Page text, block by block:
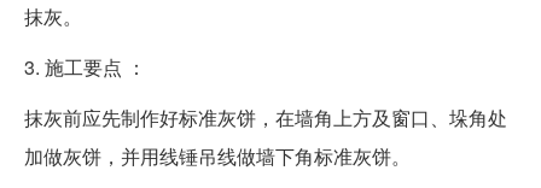
抹灰。
3. 施工要点 ：
抹灰前应先制作好标准灰饼，在墙角上方及窗口、垛角处
加做灰饼，并用线锤吊线做墙下角标准灰饼。